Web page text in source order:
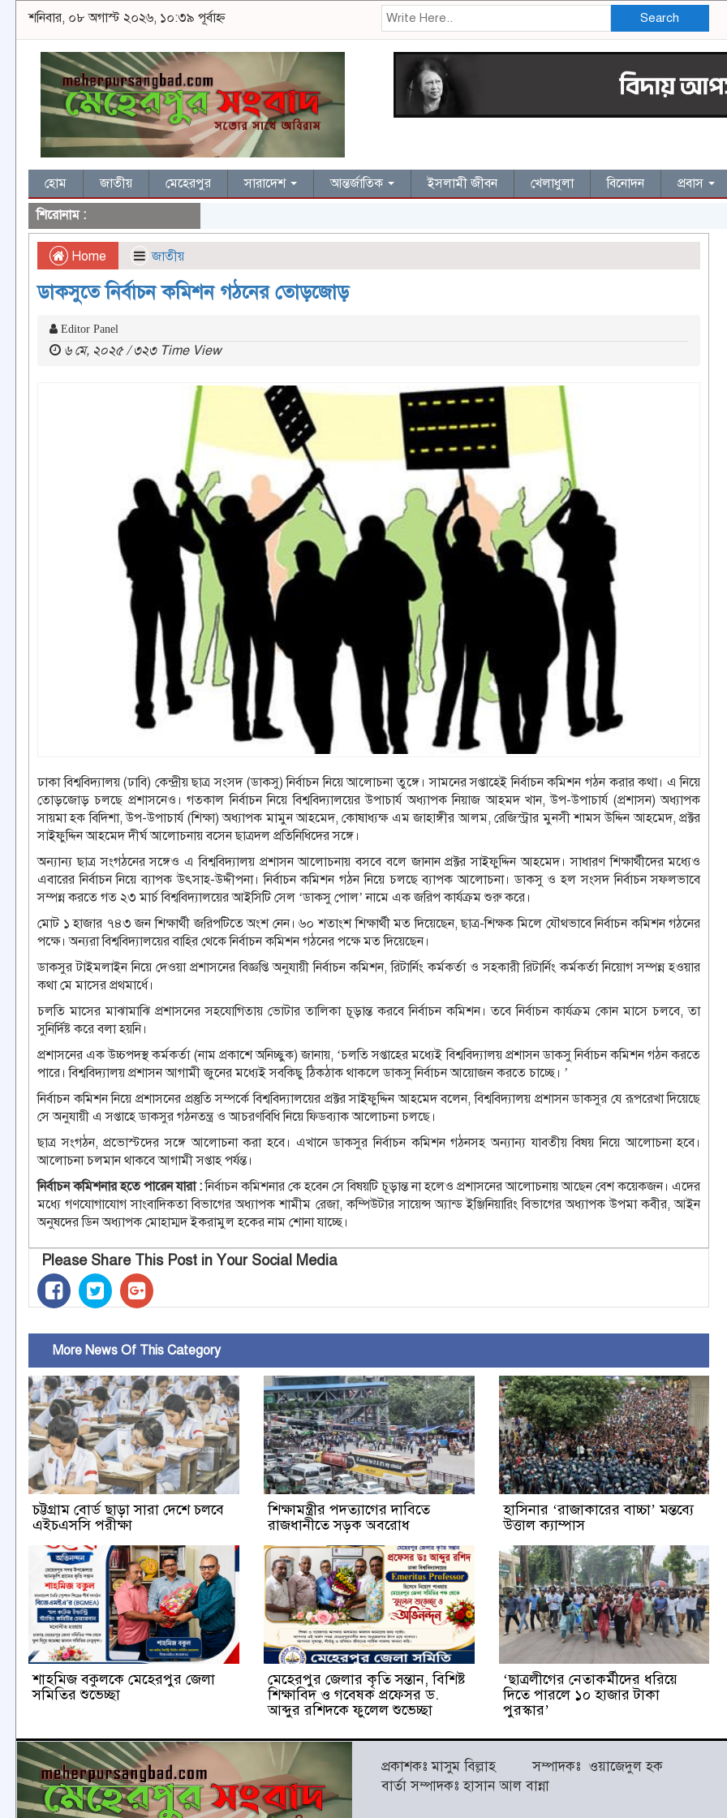
শনিবার, ০৮ অগাস্ট ২০২৬, ১০:৩৯ পূর্বাহ্ন Search
হোম জাতীয় মেহেরপুর সারাদেশ আন্তর্জাতিক ইসলামী জীবন খেলাধুলা বিনোদন প্রবাস
শিরোনাম :
Home জাতীয়
ডাকসুতে নির্বাচন কমিশন গঠনের তোড়জোড়
Editor Panel
৬ মে, ২০২৫ / ৩২৩ Time View
ঢাকা বিশ্ববিদ্যালয় (ঢাবি) কেন্দ্রীয় ছাত্র সংসদ (ডাকসু) নির্বাচন নিয়ে আলোচনা তুঙ্গে। সামনের সপ্তাহেই নির্বাচন কমিশন গঠন করার কথা। এ নিয়ে
তোড়জোড় চলছে প্রশাসনেও। গতকাল নির্বাচন নিয়ে বিশ্ববিদ্যালয়ের উপাচার্য অধ্যাপক নিয়াজ আহমদ খান, উপ-উপাচার্য (প্রশাসন) অধ্যাপক
সায়মা হক বিদিশা, উপ-উপাচার্য (শিক্ষা) অধ্যাপক মামুন আহমেদ, কোষাধ্যক্ষ এম জাহাঙ্গীর আলম, রেজিস্ট্রার মুনসী শামস উদ্দিন আহমেদ, প্রক্টর
সাইফুদ্দিন আহমেদ দীর্ঘ আলোচনায় বসেন ছাত্রদল প্রতিনিধিদের সঙ্গে।
অন্যান্য ছাত্র সংগঠনের সঙ্গেও এ বিশ্ববিদ্যালয় প্রশাসন আলোচনায় বসবে বলে জানান প্রক্টর সাইফুদ্দিন আহমেদ। সাধারণ শিক্ষার্থীদের মধ্যেও
এবারের নির্বাচন নিয়ে ব্যাপক উৎসাহ-উদ্দীপনা। নির্বাচন কমিশন গঠন নিয়ে চলছে ব্যাপক আলোচনা। ডাকসু ও হল সংসদ নির্বাচন সফলভাবে
সম্পন্ন করতে গত ২৩ মার্চ বিশ্ববিদ্যালয়ের আইসিটি সেল ‘ডাকসু পোল’ নামে এক জরিপ কার্যক্রম শুরু করে।
মোট ১ হাজার ৭৪৩ জন শিক্ষার্থী জরিপটিতে অংশ নেন। ৬০ শতাংশ শিক্ষার্থী মত দিয়েছেন, ছাত্র-শিক্ষক মিলে যৌথভাবে নির্বাচন কমিশন গঠনের
পক্ষে। অন্যরা বিশ্ববিদ্যালয়ের বাহির থেকে নির্বাচন কমিশন গঠনের পক্ষে মত দিয়েছেন।
ডাকসুর টাইমলাইন নিয়ে দেওয়া প্রশাসনের বিজ্ঞপ্তি অনুযায়ী নির্বাচন কমিশন, রিটার্নিং কর্মকর্তা ও সহকারী রিটার্নিং কর্মকর্তা নিয়োগ সম্পন্ন হওয়ার
কথা মে মাসের প্রথমার্ধে।
চলতি মাসের মাঝামাঝি প্রশাসনের সহযোগিতায় ভোটার তালিকা চূড়ান্ত করবে নির্বাচন কমিশন। তবে নির্বাচন কার্যক্রম কোন মাসে চলবে, তা
সুনির্দিষ্ট করে বলা হয়নি।
প্রশাসনের এক উচ্চপদস্থ কর্মকর্তা (নাম প্রকাশে অনিচ্ছুক) জানায়, ‘চলতি সপ্তাহের মধ্যেই বিশ্ববিদ্যালয় প্রশাসন ডাকসু নির্বাচন কমিশন গঠন করতে
পারে। বিশ্ববিদ্যালয় প্রশাসন আগামী জুনের মধ্যেই সবকিছু ঠিকঠাক থাকলে ডাকসু নির্বাচন আয়োজন করতে চাচ্ছে। ’
নির্বাচন কমিশন নিয়ে প্রশাসনের প্রস্তুতি সম্পর্কে বিশ্ববিদ্যালয়ের প্রক্টর সাইফুদ্দিন আহমেদ বলেন, বিশ্ববিদ্যালয় প্রশাসন ডাকসুর যে রূপরেখা দিয়েছে
সে অনুযায়ী এ সপ্তাহে ডাকসুর গঠনতন্ত্র ও আচরণবিধি নিয়ে ফিডব্যাক আলোচনা চলছে।
ছাত্র সংগঠন, প্রভোস্টদের সঙ্গে আলোচনা করা হবে। এখানে ডাকসুর নির্বাচন কমিশন গঠনসহ অন্যান্য যাবতীয় বিষয় নিয়ে আলোচনা হবে।
আলোচনা চলমান থাকবে আগামী সপ্তাহ পর্যন্ত।
নির্বাচন কমিশনার হতে পারেন যারা :নির্বাচন কমিশনার কে হবেন সে বিষয়টি চূড়ান্ত না হলেও প্রশাসনের আলোচনায় আছেন বেশ কয়েকজন। এদের
মধ্যে গণযোগাযোগ সাংবাদিকতা বিভাগের অধ্যাপক শামীম রেজা, কম্পিউটার সায়েন্স অ্যান্ড ইঞ্জিনিয়ারিং বিভাগের অধ্যাপক উপমা কবীর, আইন
অনুষদের ডিন অধ্যাপক মোহাম্মদ ইকরামুল হকের নাম শোনা যাচ্ছে।
Please Share This Post in Your Social Media
More News Of This Category
চট্টগ্রাম বোর্ড ছাড়া সারা দেশে চলবে
এইচএসসি পরীক্ষা
শিক্ষামন্ত্রীর পদত্যাগের দাবিতে
রাজধানীতে সড়ক অবরোধ
হাসিনার ‘রাজাকারের বাচ্চা’ মন্তব্যে
উত্তাল ক্যাম্পাস
শাহমিজ বকুলকে মেহেরপুর জেলা
সমিতির শুভেচ্ছা
মেহেরপুর জেলার কৃতি সন্তান, বিশিষ্ট
শিক্ষাবিদ ও গবেষক প্রফেসর ড.
আব্দুর রশিদকে ফুলেল শুভেচ্ছা
‘ছাত্রলীগের নেতাকর্মীদের ধরিয়ে
দিতে পারলে ১০ হাজার টাকা
পুরস্কার’
প্রকাশকঃ মাসুম বিল্লাহ সম্পাদকঃ ওয়াজেদুল হক
বার্তা সম্পাদকঃ হাসান আল বান্না